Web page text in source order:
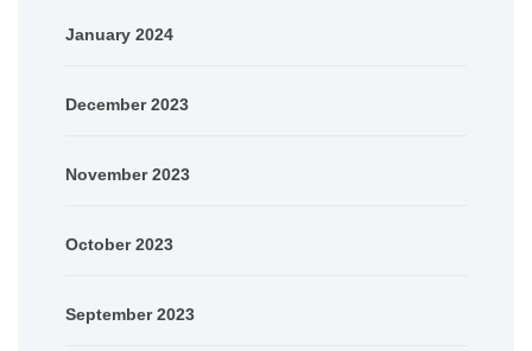
January 2024
December 2023
November 2023
October 2023
September 2023